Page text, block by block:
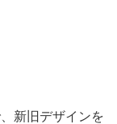
新旧デザインを